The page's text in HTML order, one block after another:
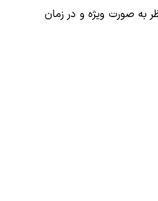
به صورت ویژه و در زمان